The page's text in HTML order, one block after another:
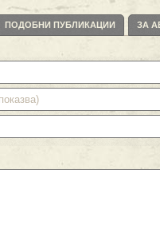
ПОДОБНИ ПУБЛИКАЦИИ ЗА